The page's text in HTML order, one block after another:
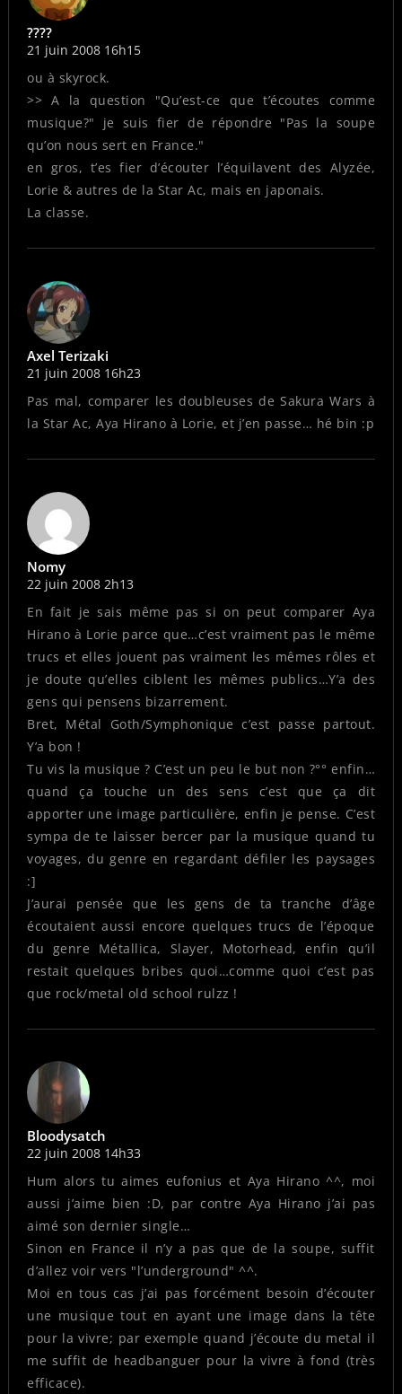
????
21 juin 2008 16h15
ou à skyrock.
>> A la question "Qu’est-ce que t’écoutes comme
musique?" je suis fier de répondre "Pas la soupe
qu’on nous sert en France."
en gros, t’es fier d’écouter l’équilavent des Alyzée,
Lorie & autres de la Star Ac, mais en japonais.
La classe.
Axel Terizaki
21 juin 2008 16h23
Pas mal, comparer les doubleuses de Sakura Wars à
la Star Ac, Aya Hirano à Lorie, et j’en passe… hé bin :p
Nomy
22 juin 2008 2h13
En fait je sais même pas si on peut comparer Aya
Hirano à Lorie parce que…c’est vraiment pas le même
trucs et elles jouent pas vraiment les mêmes rôles et
je doute qu’elles ciblent les mêmes publics…Y’a des
gens qui pensens bizarrement.
Bret, Métal Goth/Symphonique c’est passe partout.
Y’a bon !
Tu vis la musique ? C’est un peu le but non ?°° enfin…
quand ça touche un des sens c’est que ça dit
apporter une image particulière, enfin je pense. C’est
sympa de te laisser bercer par la musique quand tu
voyages, du genre en regardant défiler les paysages
:]
J’aurai pensée que les gens de ta tranche d’âge
écoutaient aussi encore quelques trucs de l’époque
du genre Métallica, Slayer, Motorhead, enfin qu’il
restait quelques bribes quoi…comme quoi c’est pas
que rock/metal old school rulzz !
Bloodysatch
22 juin 2008 14h33
Hum alors tu aimes eufonius et Aya Hirano ^^, moi
aussi j’aime bien :D, par contre Aya Hirano j’ai pas
aimé son dernier single…
Sinon en France il n’y a pas que de la soupe, suffit
d’allez voir vers "l’underground" ^^.
Moi en tous cas j’ai pas forcément besoin d’écouter
une musique tout en ayant une image dans la tête
pour la vivre; par exemple quand j’écoute du metal il
me suffit de headbanguer pour la vivre à fond (très
efficace).